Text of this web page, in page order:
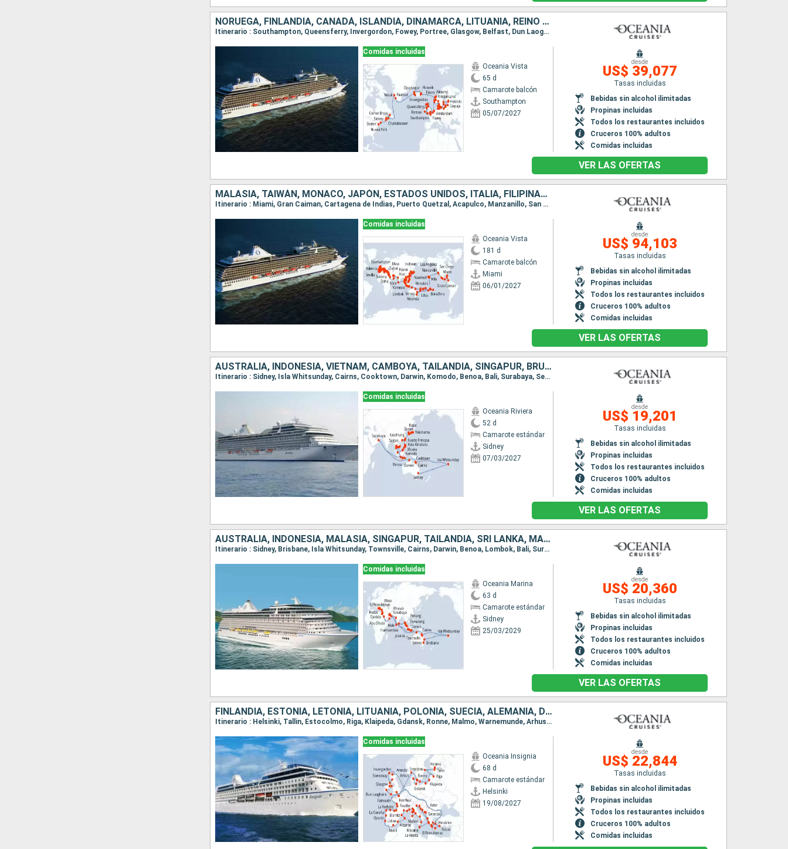
NORUEGA, FINLANDIA, CANADÁ, ISLANDIA, DINAMARCA, LITUANIA, REINO UNIDO, FRANCIA, SUECIA, ESTONIA, ESTADOS UNIDOS, IRLANDA, POLONIA, LETONIA, GROENLANDIA, ALEMANIA, PAISES BAJOS, BÉLGICA
Itinerario : Southampton, Queensferry, Invergordon, Fowey, Portree, Glasgow, Belfast, Dun Laoghaire, Cork, Le Havre, Londres, Zeebrugge, Amsterdam, Kristiansand, Oslo, Arhus, Canal de Kiel, Helsingborg, Copenhague, Warnemunde, Ronne, Gdansk, Klaipeda, Liepaja, Riga, Tallin, Helsinki, Estocolmo, Visby, Ronne, Copenhague, Gothenburg, Haugesund, Flaam, Bergen, Alesund, Djupivogur, Husavik, Isafjordhur, Reykjavik, Grundarfjordur, Paamiut, Nuuk, Corner Brook, Charlottetown, Sidney, Halifax, Boston, Nueva York
Comidas incluidas
Oceania Vista
65 d
Camarote balcón
Southampton
05/07/2027
desde
US$ 39,077
Tasas incluidas
Bebidas sin alcohol ilimitadas
Propinas incluidas
Todos los restaurantes incluidos
Cruceros 100% adultos
Comidas incluidas
VER LAS OFERTAS
MALASIA, TAIWÁN, MONACO, JAPÓN, ESTADOS UNIDOS, ITALIA, FILIPINAS, ILES COOK, ESPAÑA, JORDANIA, NUEVA CALEDONIA, CHINA, FRANCIA, INDONESIA, REINO UNIDO, GRECIA, AUSTRALIA, INDIA, OMAN, TAILANDIA, COLO
Itinerario : Miami, Gran Caiman, Cartagena de Indias, Puerto Quetzal, Acapulco, Manzanillo, San Diego, Los Angeles, Nawiliwili, Honolulu, Hilo, Kahului, Bora Bora, Raiatea, Moorea, Papeete, Huahine, Rarotonga, Pago Pago, Savusavu, Puerto Denarau, Lautoka, Port Vila, Lifou, Nouméa, Sidney, Mooloolaba, Isla Whitsunday, Cairns, Darwin, Komodo, Lombok, Benoa, Semarang, Jakarta, Singapur, Ko Samui, Sihanoukville, Laem Chabang, Ho Chi Minh-Ville, Hue, Hanoï, Hong Kong, Shanghai, Incheon, Nagasaki, Hiroshima, Kochi, Kobe, Shimizu, Yokohama, Miyakojima, Taipei, Kaoshiung, Manila, Coron, Puerto Princesa, Kota Kinabalu, Singapur, Port Kelang, Penang, Phuket, , Male, Mumbai, Dubai, Abu Dhabi, Doha, Dubai, Salaalah, Djedda, Safaga, Aqaba, Sharm El Sheikh, Sokhna, Limassol, Rodas, Efeso, El Pireo Atenas, Igoumenitsa, Bari, Zadar, Koper, Ravenna, Split, Dubrovnik, La Valetta, Messine, Sorrento, Civitavecchia - Roma, Pisa/Florencia (Livorno), Monaco Monte-Carlo, Barcelona, Valencia, Motril, Sevilla, Gibraltar, Lisboa, Oporto, La Coruña, Bilbao, Biarritz, Pauillac, Brest, St Helier, Le Havre, Southampton
Comidas incluidas
Oceania Vista
181 d
Camarote balcón
Miami
06/01/2027
desde
US$ 94,103
Tasas incluidas
Bebidas sin alcohol ilimitadas
Propinas incluidas
Todos los restaurantes incluidos
Cruceros 100% adultos
Comidas incluidas
VER LAS OFERTAS
AUSTRALIA, INDONESIA, VIETNAM, CAMBOYA, TAILANDIA, SINGAPUR, BRUNEI, MALASIA, FILIPINAS, TAIWÁN, CHINA, COREA DEL SUR, JAPÓN
Itinerario : Sidney, Isla Whitsunday, Cairns, Cooktown, Darwin, Komodo, Benoa, Bali, Surabaya, Semarang, Saigon, Cam Ranh, Sihanoukville, Laem Chabang, Ko Samui, Singapur, Muara, Kota Kinabalu, Puerto Princesa, Boracay, Manila, Kaoshiung, Hong Kong, Taipei, Busan, Nagasaki, Beppu, Kobe, Nagoya, Yokohama
Comidas incluidas
Oceania Riviera
52 d
Camarote estándar
Sidney
07/03/2027
desde
US$ 19,201
Tasas incluidas
Bebidas sin alcohol ilimitadas
Propinas incluidas
Todos los restaurantes incluidos
Cruceros 100% adultos
Comidas incluidas
VER LAS OFERTAS
AUSTRALIA, INDONESIA, MALASIA, SINGAPUR, TAILANDIA, SRI LANKA, MALDIVAS, INDIA, OMAN, EMIRATOS ÁRABES UNIDOS, ARABIA SAUDÍ, EGIPTO, JORDANIA, CHIPRE, GRECIA, TURQUÍA
Itinerario : Sidney, Brisbane, Isla Whitsunday, Townsville, Cairns, Darwin, Benoa, Lombok, Bali, Surabaya, Semarang, Jakarta, Port Kelang, Singapur, Port Kelang, Penang, Phuket, Hambantota, Male, Mumbai, Khasab, Abu Dhabi, Dubai, Abu Dhabi, Salaalah, Djedda, Safaga, Sharm El Sheikh, Aqaba, Limassol, Rodas, Efeso, Mykonos, El Pireo Atenas
Comidas incluidas
Oceania Marina
63 d
Camarote estándar
Sidney
25/03/2029
desde
US$ 20,360
Tasas incluidas
Bebidas sin alcohol ilimitadas
Propinas incluidas
Todos los restaurantes incluidos
Cruceros 100% adultos
Comidas incluidas
VER LAS OFERTAS
FINLANDIA, ESTONIA, LETONIA, LITUANIA, POLONIA, SUECIA, ALEMANIA, DINAMARCA, NORUEGA, REINO UNIDO, IRLANDA, ESPAÑA, PORTUGAL, FRANCIA, MONACO, MALTA, ALBANIA, MONTENEGRO, ITALIA, CROACIA, GRECIA
Itinerario : Helsinki, Tallin, Estocolmo, Riga, Klaipeda, Gdansk, Ronne, Malmo, Warnemunde, Arhus, Copenhague, Arendal, Honfleur, Southampton, Citera, Invergordon, Stornoway, Glasgow, Belfast, Dun Laoghaire, Holyhead, Cork, Falmouth, Le Havre, La Rochelle, Pauillac, Biarritz, Bilbao, Gijón, La Coruña, Oporto, Lisboa, Motril, Alicante, Mahon, Barcelona, Sete, Toulon, Monaco Monte-Carlo, Cinqueterre , Pisa/Florencia (Livorno), Piombino, Bastia, Olbia, Civitavecchia - Roma, Salerno, Messine, La Valetta, Argostoli, Saranda, Kotor, Dubrovnik, Zadar, Venecia, Rijeka, Split, Zakinthos, Githion, Heraklion, Rodas, Mykonos, El Pireo Atenas
Comidas incluidas
Oceania Insignia
68 d
Camarote estándar
Helsinki
19/08/2027
desde
US$ 22,844
Tasas incluidas
Bebidas sin alcohol ilimitadas
Propinas incluidas
Todos los restaurantes incluidos
Cruceros 100% adultos
Comidas incluidas